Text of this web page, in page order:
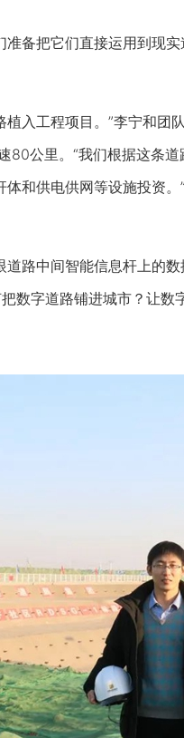
备把它们直接运用到现
工程项目。”李宁和团
80公里。“我们根据这条
体和供电供网等设施投资
中间智能信息杆上的数
数字道路铺进城市？让数